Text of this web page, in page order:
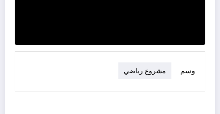
وسم مشروع رياضي